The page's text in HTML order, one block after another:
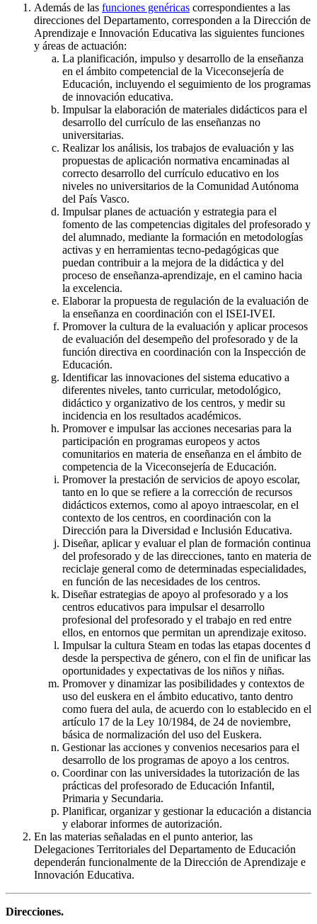
Además de las funciones genéricas correspondientes a las
direcciones del Departamento, corresponden a la Dirección de
Aprendizaje e Innovación Educativa las siguientes funciones
y áreas de actuación:
La planificación, impulso y desarrollo de la enseñanza
en el ámbito competencial de la Viceconsejería de
Educación, incluyendo el seguimiento de los programas
de innovación educativa.
Impulsar la elaboración de materiales didácticos para el
desarrollo del currículo de las enseñanzas no
universitarias.
Realizar los análisis, los trabajos de evaluación y las
propuestas de aplicación normativa encaminadas al
correcto desarrollo del currículo educativo en los
niveles no universitarios de la Comunidad Autónoma
del País Vasco.
Impulsar planes de actuación y estrategia para el
fomento de las competencias digitales del profesorado y
del alumnado, mediante la formación en metodologías
activas y en herramientas tecno-pedagógicas que
puedan contribuir a la mejora de la didáctica y del
proceso de enseñanza-aprendizaje, en el camino hacia
la excelencia.
Elaborar la propuesta de regulación de la evaluación de
la enseñanza en coordinación con el ISEI-IVEI.
Promover la cultura de la evaluación y aplicar procesos
de evaluación del desempeño del profesorado y de la
función directiva en coordinación con la Inspección de
Educación.
Identificar las innovaciones del sistema educativo a
diferentes niveles, tanto curricular, metodológico,
didáctico y organizativo de los centros, y medir su
incidencia en los resultados académicos.
Promover e impulsar las acciones necesarias para la
participación en programas europeos y actos
comunitarios en materia de enseñanza en el ámbito de
competencia de la Viceconsejería de Educación.
Promover la prestación de servicios de apoyo escolar,
tanto en lo que se refiere a la corrección de recursos
didácticos externos, como al apoyo intraescolar, en el
contexto de los centros, en coordinación con la
Dirección para la Diversidad e Inclusión Educativa.
Diseñar, aplicar y evaluar el plan de formación continua
del profesorado y de las direcciones, tanto en materia de
reciclaje general como de determinadas especialidades,
en función de las necesidades de los centros.
Diseñar estrategias de apoyo al profesorado y a los
centros educativos para impulsar el desarrollo
profesional del profesorado y el trabajo en red entre
ellos, en entornos que permitan un aprendizaje exitoso.
Impulsar la cultura Steam en todas las etapas docentes d
desde la perspectiva de género, con el fin de unificar las
oportunidades y expectativas de los niños y niñas.
Promover y dinamizar las posibilidades y contextos de
uso del euskera en el ámbito educativo, tanto dentro
como fuera del aula, de acuerdo con lo establecido en el
artículo 17 de la Ley 10/1984, de 24 de noviembre,
básica de normalización del uso del Euskera.
Gestionar las acciones y convenios necesarios para el
desarrollo de los programas de apoyo a los centros.
Coordinar con las universidades la tutorización de las
prácticas del profesorado de Educación Infantil,
Primaria y Secundaria.
Planificar, organizar y gestionar la educación a distancia
y elaborar informes de autorización.
En las materias señaladas en el punto anterior, las
Delegaciones Territoriales del Departamento de Educación
dependerán funcionalmente de la Dirección de Aprendizaje e
Innovación Educativa.
Direcciones.